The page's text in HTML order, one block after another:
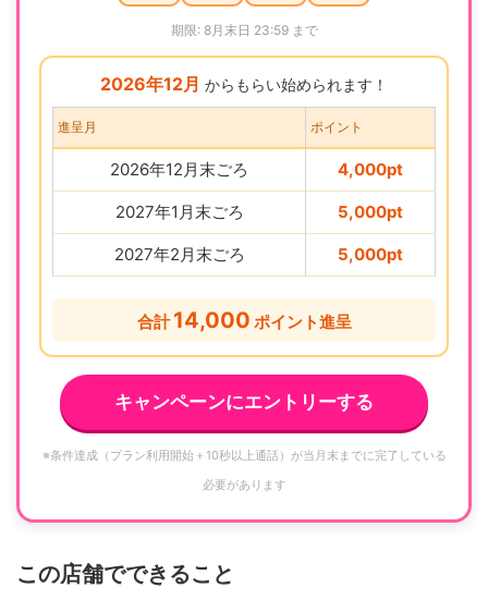
期限: 8月末日 23:59 まで
2026年12月 からもらい始められます！
進呈月 ポイント
2026年12月末ごろ 4,000pt
2027年1月末ごろ 5,000pt
2027年2月末ごろ 5,000pt
合計14,000 ポイント進呈
キャンペーンにエントリーする
※条件達成（プラン利用開始＋10秒以上通話）が当月末までに完了している
必要があります
この店舗でできること